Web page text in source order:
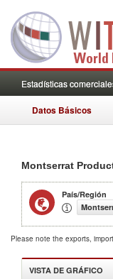
Estadísticas
Datos Básicos
Montserrat
País/Región
Please note the exports,
VISTA DE GRÁFICO